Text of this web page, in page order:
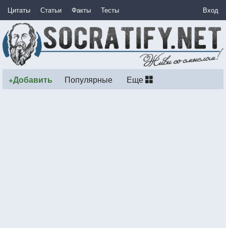
Цитаты Статьи Факты Тесты Вход
+Добавить Популярные Еще